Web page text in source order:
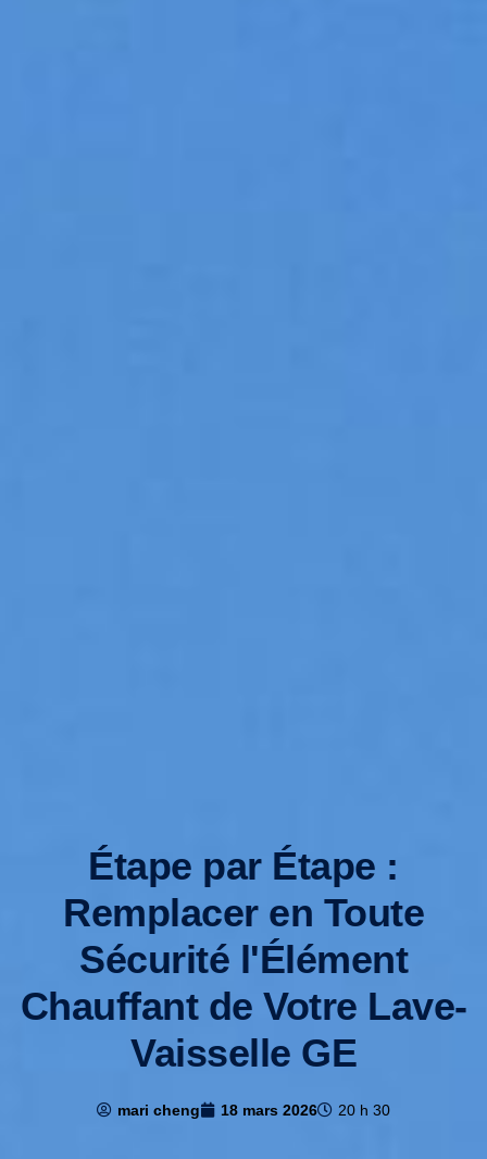
Étape par Étape :
Remplacer en Toute
Sécurité l'Élément
Chauffant de Votre Lave-
Vaisselle GE
mari cheng 18 mars 2026 20 h 30